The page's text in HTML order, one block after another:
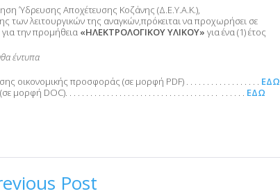
Ύδρευσης Αποχέτευσης Κοζάνης (Δ.Ε.Υ.Α.Κ.),
των λειτουργικών της αναγκών,πρόκειται να προχωρήσει σε
την προμήθεια «ΗΛΕΚΤΡΟΛΟΓΙΚΟΥ ΥΛΙΚΟΥ» για ένα (1) έτος
έντυπα
οικονομικής προσφοράς (σε μορφή PDF) . . . . . . . . . . . . . . . . . . ΕΔΩ
DOC). . . . . . . . . . . . . . . . . . . . . . . . . . . . . . . . . . . . . . . . . . . ΕΔΩ
Post